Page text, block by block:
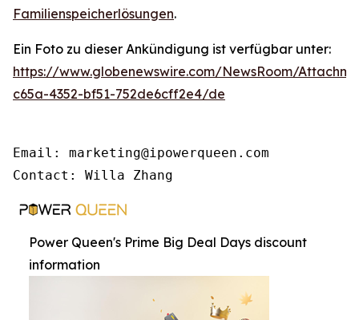
Familienspeicherlösungen.
Ein Foto zu dieser Ankündigung ist verfügbar unter:
https://www.globenewswire.com/NewsRoom/
c65a-4352-bf51-752de6cff2e4/de
Email: marketing@ipowerqueen.com
Contact: Willa Zhang
Power Queen's Prime Big Deal Days discount
information